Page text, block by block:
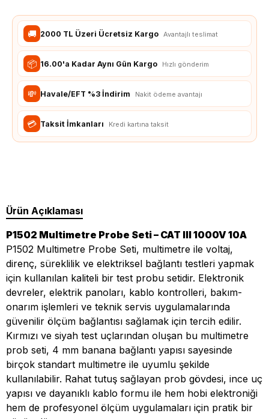
🚚 2000 TL Üzeri Ücretsiz Kargo Avantajlı teslimat
📦 16.00'a Kadar Aynı Gün Kargo Hızlı gönderim
💸 Havale/EFT %3 İndirim Nakit ödeme avantajı
💳 Taksit İmkanları Kredi kartına taksit
Ürün Açıklaması
P1502 Multimetre Probe Seti – CAT III 1000V 10A
P1502 Multimetre Probe Seti, multimetre ile voltaj,
direnç, süreklilik ve elektriksel bağlantı testleri yapmak
için kullanılan kaliteli bir test probu setidir. Elektronik
devreler, elektrik panoları, kablo kontrolleri, bakım-
onarım işlemleri ve teknik servis uygulamalarında
güvenilir ölçüm bağlantısı sağlamak için tercih edilir.
Kırmızı ve siyah test uçlarından oluşan bu multimetre
prob seti, 4 mm banana bağlantı yapısı sayesinde
birçok standart multimetre ile uyumlu şekilde
kullanılabilir. Rahat tutuş sağlayan prob gövdesi, ince uç
yapısı ve dayanıklı kablo formu ile hem hobi elektroniği
hem de profesyonel ölçüm uygulamaları için pratik bir